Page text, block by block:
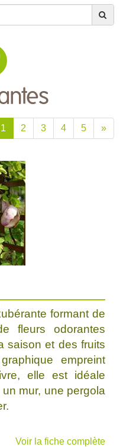
1 2 3 4 5 »
formant de
fleurs odorantes
saison et des fruits
empreint
elle est idéale
mur, une pergola
Voir la fiche complète